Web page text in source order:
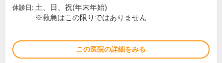
休診日: 土、日、祝(年末年始)
※救急はこの限りではありません
この医院の詳細をみる